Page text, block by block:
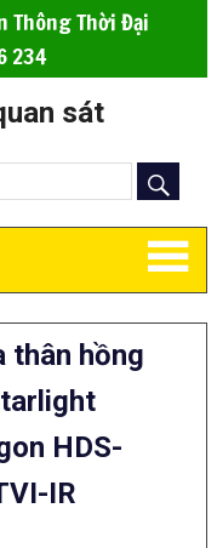
Thông Thời Đại
234
sát
thân hồng
HDS-
IR